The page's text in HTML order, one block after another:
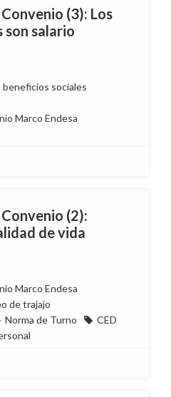
(3): Los
son salario
beneficios sociales
Marco Endesa
(2):
de vida
Marco Endesa
de trajajo
Norma de Turno
CED